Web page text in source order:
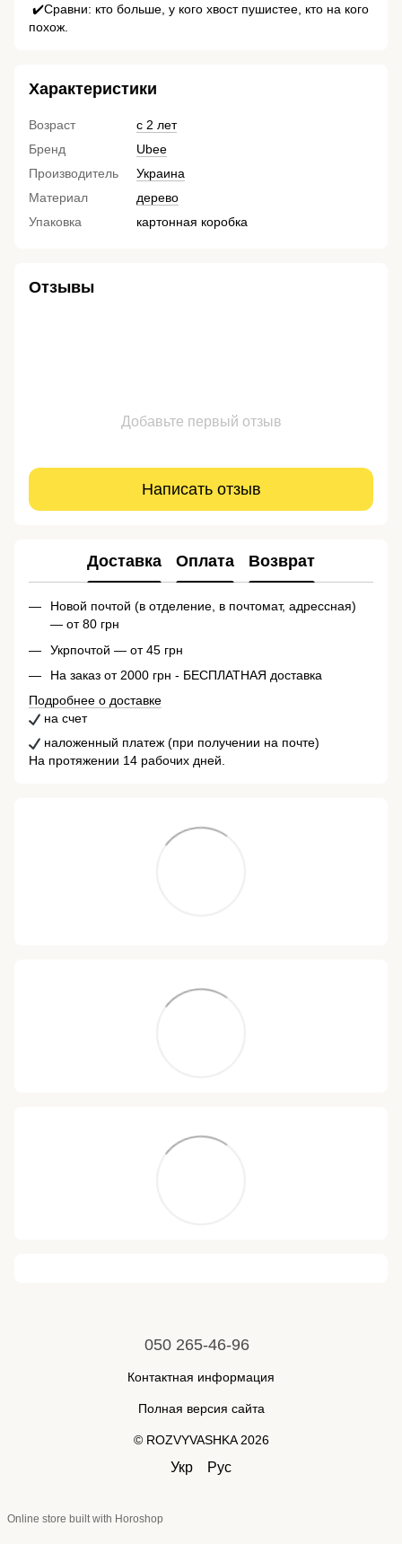
✔️Сравни: кто больше, у кого хвост пушистее, кто на кого
похож.
Характеристики
Возраст
с 2 лет
Бренд
Ubee
Производитель
Украина
Материал
дерево
Упаковка
картонная коробка
Отзывы
Добавьте первый отзыв
Написать отзыв
Доставка Оплата Возврат
Новой почтой (в отделение, в почтомат, адрессная)
— от 80 грн
Укрпочтой — от 45 грн
На заказ от 2000 грн - БЕСПЛАТНАЯ доставка
Подробнее о доставке
на счет
наложенный платеж (при получении на почте)
На протяжении 14 рабочих дней.
050 265-46-96
Контактная информация
Полная версия сайта
© ROZVYVASHKA 2026
Укр Рус
Online store built with Horoshop